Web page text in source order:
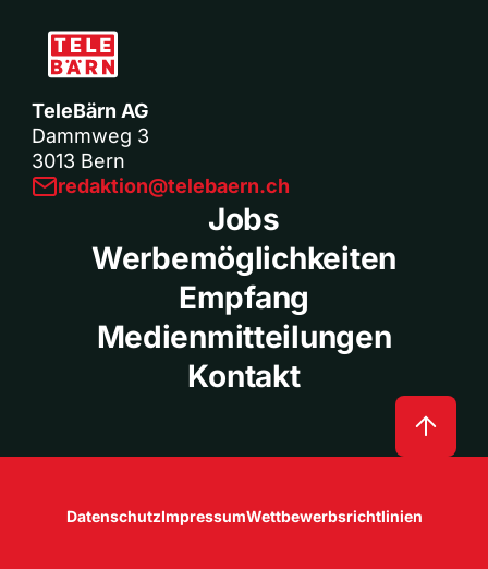
TeleBärn AG
Dammweg 3
3013 Bern
redaktion@telebaern.ch
Jobs
Werbemöglichkeiten
Empfang
Medienmitteilungen
Kontakt
DatenschutzImpressumWettbewerbsrichtlinien